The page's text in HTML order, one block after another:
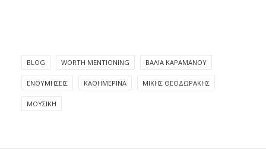
BLOG WORTH MENTIONING ΒΆΛΙΑ ΚΑΡΑΜΆΝΟΥ
ΕΝΘΥΜΉΣΕΙΣ ΚΑΘΗΜΕΡΙΝΆ ΜΊΚΗΣ ΘΕΟΔΩΡΆΚΗΣ
ΜΟΥΣΙΚΉ